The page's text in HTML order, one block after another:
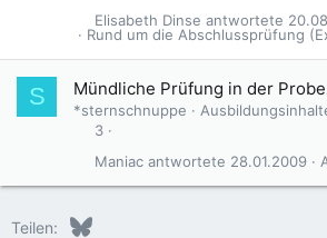
Rund um die Abschlussprüfung
Elisabeth Dinse
S Mündliche Prüfung in der
*sternschnuppe
3
28.01.2009
Maniac
Teilen: Bluesky